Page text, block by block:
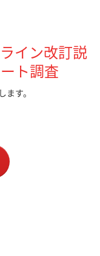
イン改訂説
ト調査
す。